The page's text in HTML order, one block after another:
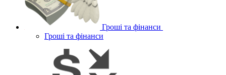
Гроші та фінанси
Гроші та фінанси